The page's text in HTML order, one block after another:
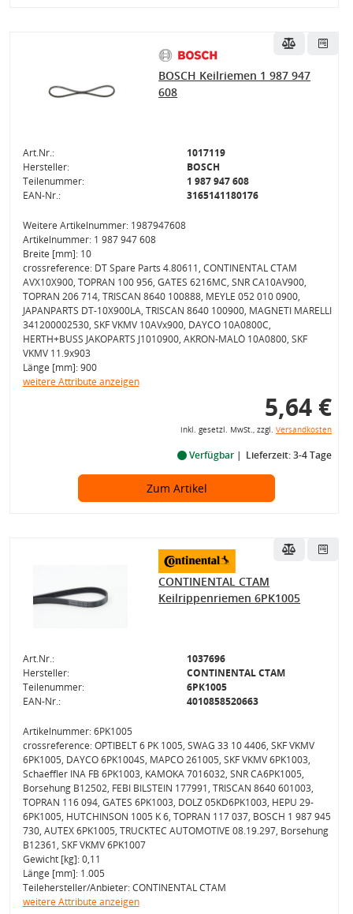
BOSCH Keilriemen 1 987 947
608
Art.Nr.:
1017119
Hersteller:
BOSCH
Teilenummer:
1 987 947 608
EAN-Nr.:
3165141180176
Weitere Artikelnummer: 1987947608
Artikelnummer: 1 987 947 608
Breite [mm]: 10
crossreference: DT Spare Parts 4.80611, CONTINENTAL CTAM
AVX10X900, TOPRAN 100 956, GATES 6216MC, SNR CA10AV900,
TOPRAN 206 714, TRISCAN 8640 100888, MEYLE 052 010 0900,
JAPANPARTS DT-10X900LA, TRISCAN 8640 100900, MAGNETI MARELLI
341200002530, SKF VKMV 10AVx900, DAYCO 10A0800C,
HERTH+BUSS JAKOPARTS J1010900, AKRON-MALÒ 10A0800, SKF
VKMV 11.9x903
Länge [mm]: 900
weitere Attribute anzeigen
5,64 €
inkl. gesetzl. MwSt., zzgl. Versandkosten
Verfügbar Lieferzeit: 3-4 Tage
Zum Artikel
CONTINENTAL CTAM
Keilrippenriemen 6PK1005
Art.Nr.:
1037696
Hersteller:
CONTINENTAL CTAM
Teilenummer:
6PK1005
EAN-Nr.:
4010858520663
Artikelnummer: 6PK1005
crossreference: OPTIBELT 6 PK 1005, SWAG 33 10 4406, SKF VKMV
6PK1005, DAYCO 6PK1004S, MAPCO 261005, SKF VKMV 6PK1003,
Schaeffler INA FB 6PK1003, KAMOKA 7016032, SNR CA6PK1005,
Borsehung B12502, FEBI BILSTEIN 177991, TRISCAN 8640 601003,
TOPRAN 116 094, GATES 6PK1003, DOLZ 05KD6PK1003, HEPU 29-
6PK1005, HUTCHINSON 1005 K 6, TOPRAN 117 037, BOSCH 1 987 945
730, AUTEX 6PK1005, TRUCKTEC AUTOMOTIVE 08.19.297, Borsehung
B12361, SKF VKMV 6PK1007
Gewicht [kg]: 0,11
Länge [mm]: 1.005
Teilehersteller/Anbieter: CONTINENTAL CTAM
weitere Attribute anzeigen